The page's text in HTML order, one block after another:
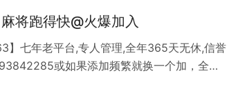
将跑得快@火爆加入
七年老平台,专人管理,全年365天无休,信誉
或如果添加频繁就换一个加，全网